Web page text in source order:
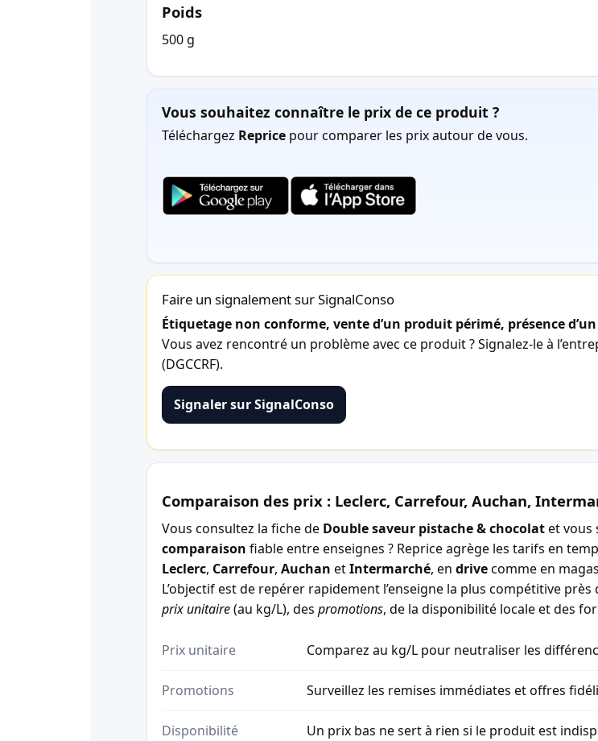
Poids
500 g
Vous souhaitez connaître le prix de ce produit ?
Téléchargez Reprice pour comparer les prix autour de vous.
Faire un signalement sur SignalConso
Étiquetage non conforme, vente d’un produit périmé, présence
Vous avez rencontré un problème avec ce produit ? Signalez-le à
(DGCCRF).
Signaler sur SignalConso
Comparaison des prix : Leclerc, Carrefour, Auchan,
Vous consultez la fiche de Double saveur pistache & chocolatet vous
comparaison fiable entre enseignes ? Reprice agrège les tarifs en
Leclerc, Carrefour, Auchan etIntermarché, en drivecomme en
L’objectif est de repérer rapidement l’enseigne la plus compétitive
prix unitaire(au kg/L), des promotions, de la disponibilité locale et des
Prix unitaire Comparez au kg/L pour neutraliser les
Promotions Surveillez les remises immédiates et offres
Disponibilité Un prix bas ne sert à rien si le produit est